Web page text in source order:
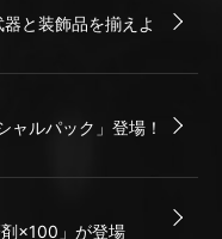
と装飾品を揃えよ
ルパック」登場！
×100」が登場